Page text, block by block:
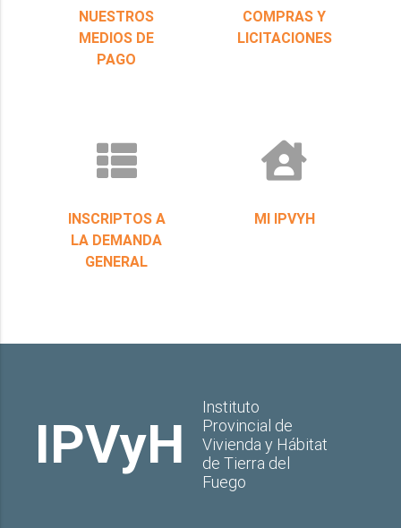
NUESTROS
MEDIOS DE
PAGO
COMPRAS Y
LICITACIONES
INSCRIPTOS A
LA DEMANDA
GENERAL
MI IPVYH
IPVyH
Instituto
Provincial de
Vivienda y Hábitat
de Tierra del
Fuego